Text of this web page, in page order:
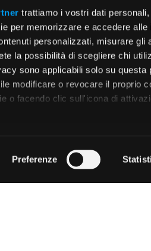
trattiamo i vostri dati
per memorizzare e accedere
personalizzati, misurare
la possibilità di scegliere chi
sono applicabili solo su questa
modificare o revocare il proprio
o facendo clic sull'icona di
dispositivo, scansionandolo
Preferenze